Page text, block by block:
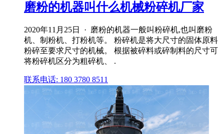
磨粉的机器叫什么机械粉碎机厂家
2020年11月25日 · 磨粉的机器一般叫粉碎机,也叫磨粉
机、制粉机、打粉机等。 粉碎机是将大尺寸的固体原料
粉碎至要求尺寸的机械。 根据被碎料或碎制料的尺寸可
将粉碎机区分为粗碎机、 .
联系电话: 180 3780 8511